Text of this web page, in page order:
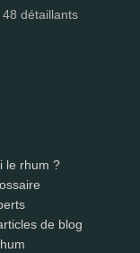
détaillants
le rhum ?
de blog